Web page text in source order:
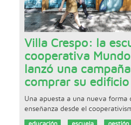
Villa Crespo: la
cooperativa
lanzó una
comprar su edificio
Una apuesta a una nueva forma
enseñanza desde el